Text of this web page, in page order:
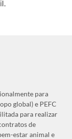
para
global) e PEFC
para realizar
de
estar animal e